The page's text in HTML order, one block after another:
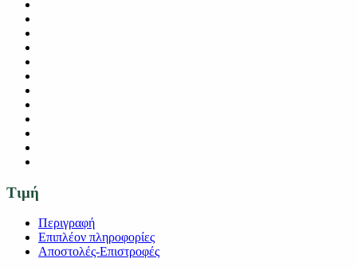
Τιμή
Περιγραφή
Επιπλέον πληροφορίες
Αποστολές-Επιστροφές